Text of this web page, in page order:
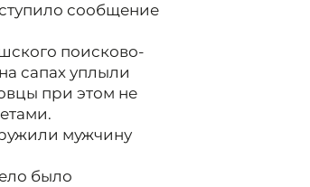
сообщение
поисково-
сапах уплыли
при этом не
мужчину
было